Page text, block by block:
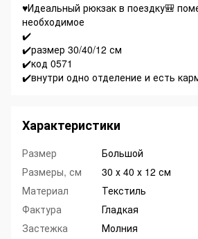
♥️Идеальный рюкзак в поездку🎒
необходимое
✔️
✔️размер 30/40/12 см
✔️код 0571
✔️внутри одно отделение и есть
Характеристики
Размер
Большой
Размеры, см
30 х 40 х 12 см
Материал
Текстиль
Фактура
Гладкая
Застежка
Молния